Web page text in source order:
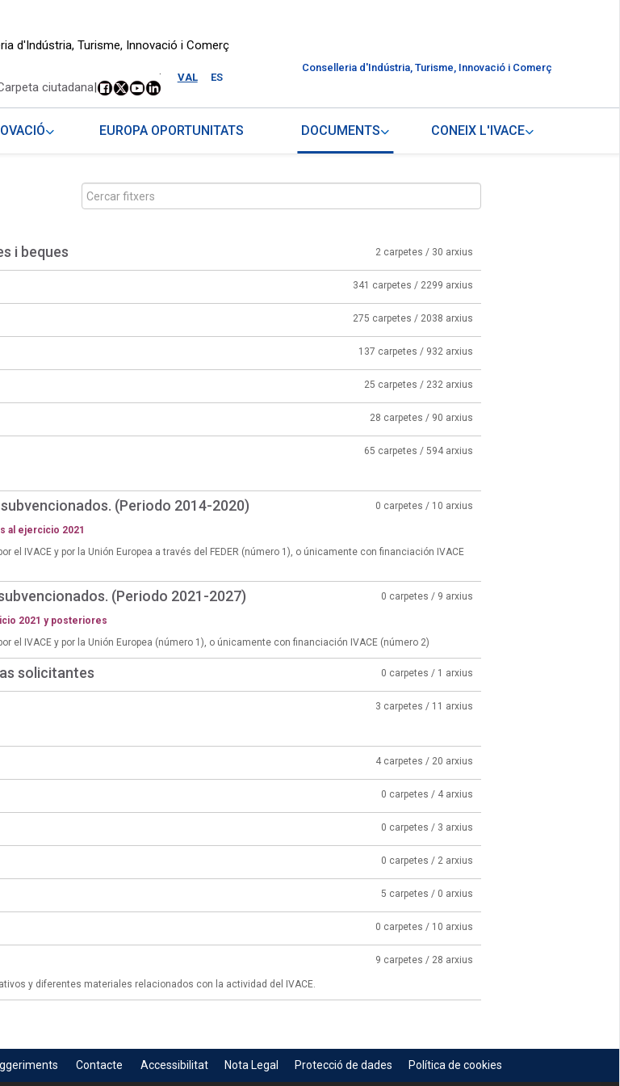
d'Indústria, Turisme, Innovació i Comerç
VAL ES
.
ciutadana|
Conselleria d'Indústria, Turisme, Innovació i Comerç
EUROPA OPORTUNITATS DOCUMENTS CONEIX L'IVACE
i beques 2 carpetes / 30 arxius
341 carpetes / 2299 arxius
275 carpetes / 2038 arxius
137 carpetes / 932 arxius
25 carpetes / 232 arxius
28 carpetes / 90 arxius
65 carpetes / 594 arxius
(Periodo 2014-2020) 0 carpetes / 10 arxius
al ejercicio 2021
IVACE y por la Unión Europea a través del FEDER (número 1), o únicamente con financiación IVACE
(Periodo 2021-2027) 0 carpetes / 9 arxius
2021 y posteriores
el IVACE y por la Unión Europea (número 1), o únicamente con financiación IVACE (número 2)
solicitantes 0 carpetes / 1 arxius
3 carpetes / 11 arxius
4 carpetes / 20 arxius
0 carpetes / 4 arxius
0 carpetes / 3 arxius
0 carpetes / 2 arxius
5 carpetes / 0 arxius
0 carpetes / 10 arxius
9 carpetes / 28 arxius
y diferentes materiales relacionados con la actividad del IVACE.
Contacte Accessibilitat Nota Legal Protecció de dades Política de cookies